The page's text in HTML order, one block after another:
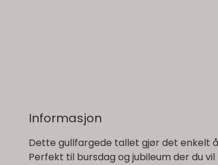
Informasjon
Dette gullfargede tallet gjør det enkelt
Perfekt til bursdag og jubileum der du
På lager